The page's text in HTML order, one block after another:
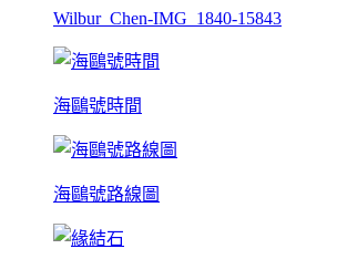
Wilbur_Chen-IMG_1840-15843
海鷗號時間
海鷗號路線圖